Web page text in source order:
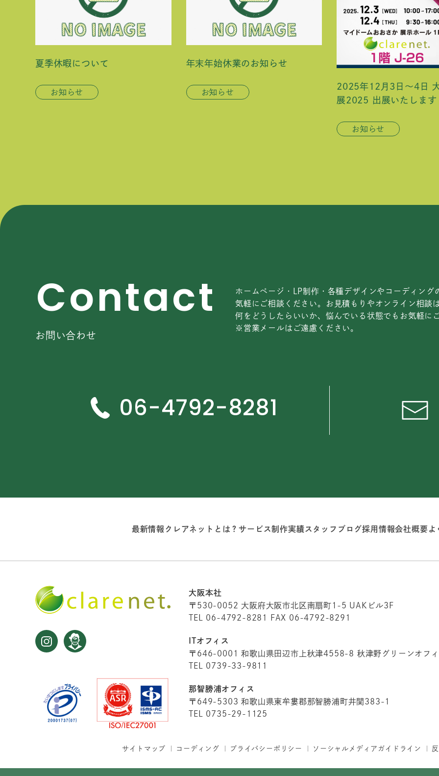
夏季休暇について
お知らせ
年末年始休業のお知らせ
お知らせ
2025年12月3日～4日
展2025 出展いたします
お知らせ
Contact
お問い合わせ
ホームページ・LP制作・各種デザインやコーディン
気軽にご相談ください。お見積もりやオンライン相談
何をどうしたらいいか、悩んでいる状態でもお気軽に
※営業メールはご遠慮ください。
06-4792-8281
最新情報 クレアネットとは？サービス制作実績スタッフブログ採用情報会社概要よ
大阪本社
〒530-0052 大阪府大阪市北区南扇町1-5 UAKビル3F
TEL 06-4792-8281
FAX 06-4792-8291
ITオフィス
〒646-0001和歌山県田辺市上秋津4558-8 秋津野グリーンオフ
TEL 0739-33-9811
那智勝浦オフィス
〒649-5303和歌山県東牟婁郡那智勝浦町井関383-1
TEL 0735-29-1125
サイトマップ コーディング プライバシーポリシー ソーシャルメディアガイドライン